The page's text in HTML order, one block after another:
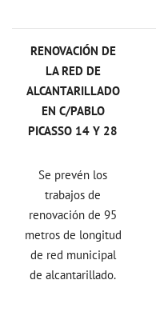
RENOVACIÓN DE
LA RED DE
ALCANTARILLADO
EN C/PABLO
PICASSO 14 Y 28
Se prevén los
trabajos de
renovación de 95
metros de longitud
de red municipal
de alcantarillado.